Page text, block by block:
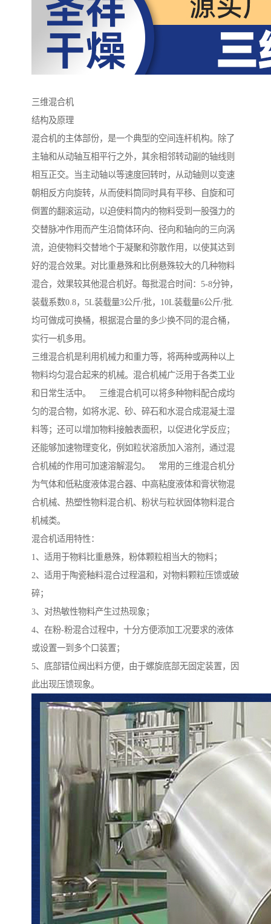
三维混合机
结构及原理
混合机的主体部份，是一个典型的空间连杆机构。除了
主轴和从动轴互相平行之外，其余相邻转动副的轴线则
相互正交。当主动轴以等速度回转时，从动轴则以变速
朝相反方向旋转，从而使料筒同时具有平移、自旋和可
倒置的翻滚运动，以迫使料筒内的物料受到一股强力的
交替脉冲作用而产生沿筒体环向、径向和轴向的三向涡
流，迫使物料交替地个于凝聚和弥散作用，以使其达到
好的混合效果。对比重悬殊和比例悬殊较大的几种物料
混合，效果较其他混合机好。每批混合时间：5-8分钟，
装载系数0.8，5L装载量3公斤/批，10L装载量6公斤/批.
均可做成可换桶，根据混合量的多少换不同的混合桶，
实行一机多用。
三维混合机是利用机械力和重力等，将两种或两种以上
物料均匀混合起来的机械。混合机械广泛用于各类工业
和日常生活中。 三维混合机可以将多种物料配合成均
匀的混合物，如将水泥、砂、碎石和水混合成混凝土湿
料等；还可以增加物料接触表面积，以促进化学反应；
还能够加速物理变化，例如粒状溶质加入溶剂，通过混
合机械的作用可加速溶解混匀。 常用的三维混合机分
为气体和低粘度液体混合器、中高粘度液体和膏状物混
合机械、热塑性物料混合机、粉状与粒状固体物料混合
机械类。
混合机适用特性：
1、适用于物料比重悬殊，粉体颗粒相当大的物料；
2、适用于陶瓷釉料混合过程温和，对物料颗粒压馈或破
碎；
3、对热敏性物料产生过热现象；
4、在粉-粉混合过程中，十分方便添加工况要求的液体
或设置一到多个口装置；
5、底部错位阀出料方便，由于螺旋底部无固定装置，因
此出现压馈现象。